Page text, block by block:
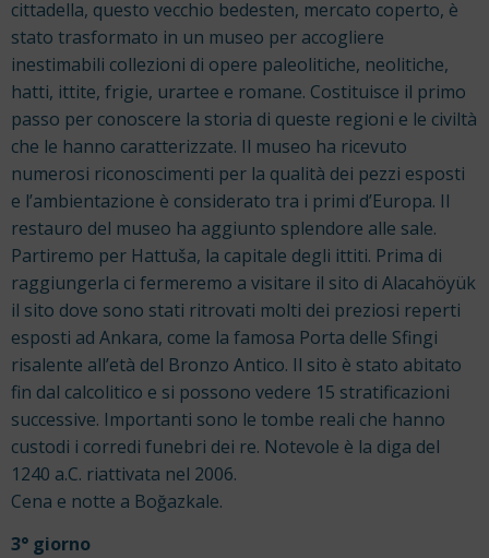
cittadella, questo vecchio bedesten, mercato coperto, è
stato trasformato in un museo per accogliere
inestimabili collezioni di opere paleolitiche, neolitiche,
hatti, ittite, frigie, urartee e romane. Costituisce il primo
passo per conoscere la storia di queste regioni e le civiltà
che le hanno caratterizzate. Il museo ha ricevuto
numerosi riconoscimenti per la qualità dei pezzi esposti
e l’ambientazione è considerato tra i primi d’Europa. Il
restauro del museo ha aggiunto splendore alle sale.
Partiremo per Hattuša, la capitale degli ittiti. Prima di
raggiungerla ci fermeremo a visitare il sito di Alacahöyük
il sito dove sono stati ritrovati molti dei preziosi reperti
esposti ad Ankara, come la famosa Porta delle Sfingi
risalente all’età del Bronzo Antico. Il sito è stato abitato
fin dal calcolitico e si possono vedere 15 stratificazioni
successive. Importanti sono le tombe reali che hanno
custodi i corredi funebri dei re. Notevole è la diga del
1240 a.C. riattivata nel 2006.
Cena e notte a Boğazkale.
3° giorno